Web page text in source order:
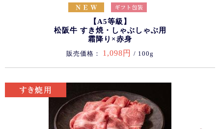
【A5等級】
松阪牛 すき焼・しゃぶしゃぶ用
霜降り×赤身
販売価格： 1,098円 / 100g